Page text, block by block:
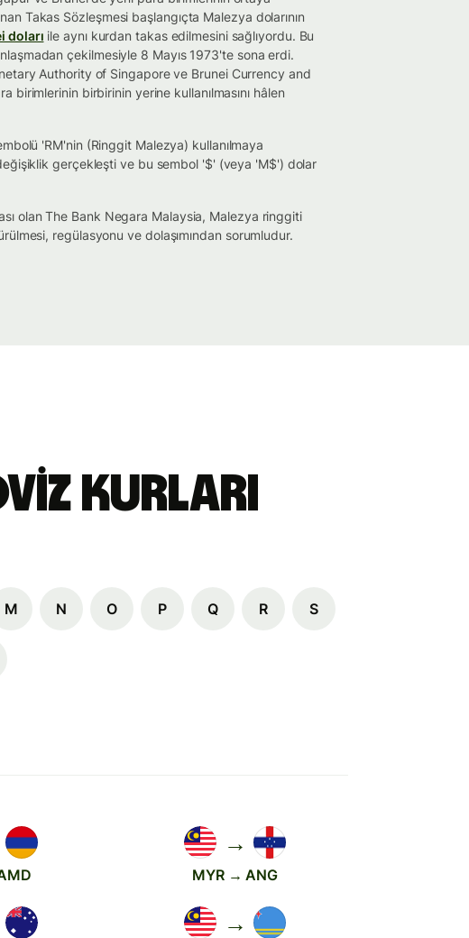
Takas Sözleşmesi başlangıçta Malezya dolarının
doları ile aynı kurdan takas edilmesini sağlıyordu. Bu
çekilmesiyle 8 Mayıs 1973'te sona erdi.
Authority of Singapore ve Brunei Currency and
birimlerinin birbirinin yerine kullanılmasını hâlen
'RM'nin (Ringgit Malezya) kullanılmaya
gerçekleşti ve bu sembol '$' (veya 'M$') dolar
olan The Bank Negara Malaysia, Malezya ringgiti
regülasyonu ve dolaşımından sorumludur.
Kurları
M N O P Q R S
→
MYR → ANG
→